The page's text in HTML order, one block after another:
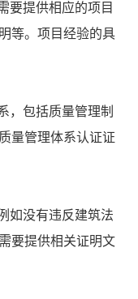
要提供相应的项目
等。项目经验的具
，包括质量管理制
量管理体系认证证
如没有违反建筑法
要提供相关证明文